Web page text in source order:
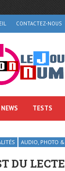
CONTACTEZ-NOUS
TESTS
AUDIO, PHOTO
DU